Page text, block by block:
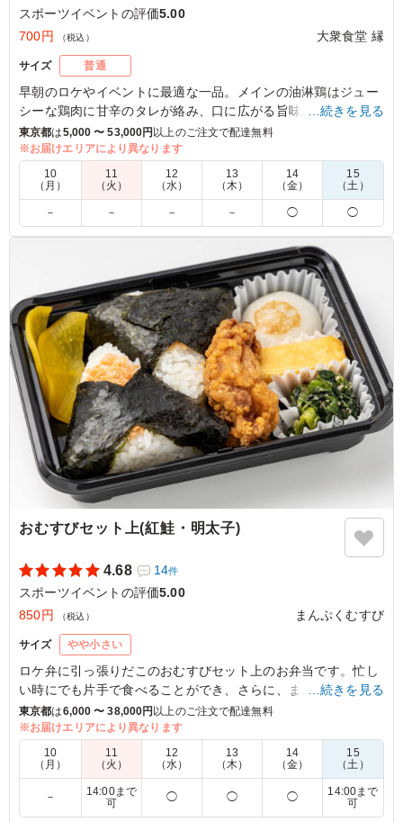
スポーツイベントの評価5.00
700円
（税込） 大衆食堂 縁
サイズ 普通
早朝のロケやイベントに最適な一品。メインの油淋鶏はジュー
シーな鶏肉に甘辛のタレが絡み、口に広がる旨味が絶妙です。
さくら大根やポテトサラダで口直しも楽しめます。いり卵や春
雨サラダも満足度を高め、心地よい満腹感を提供します。
5.0 (株)GODAIスポーツエンターテイメント GODAI亀戸
ボリュームはもちろんのこと、味付けもしっかりしていて
食べたスタッフの満足度も高かったように思います。 付
け合わせの彩りも良く、男性だけでなく女性からも選ばれ
る価値の高いお弁当です。
ご利用シーン：スポーツ›スポーツイベント
東京都江東区亀戸2024/05/08
…続きを見る
東京都は5,000 〜 53,000円以上のご注文で配達無料
※お届けエリアにより異なります
10
（月）
11
（火）
12
（水）
13
（木）
14
（金）
15
（土）
－ － － － ◯ ◯
おむすびセット上(紅鮭・明太子)
4.68 14件
スポーツイベントの評価5.00
850円
（税込） まんぷくむすび
サイズ やや小さい
ロケ弁に引っ張りだこのおむすびセット上のお弁当です。忙し
い時にでも片手で食べることができ、さらに、まんぷくむすび
の自慢のみたらし団子も入っています。撮影現場でぜひご利用
ください。
5.0 Fitness CUMA LABO
おにぎりの紅鮭、明太子のコンビがゴールデンコンビで個
人的に嬉しかったです。コスパも良くて美味しくて、また
…続きを見る
東京都は6,000 〜 38,000円 以上のご注文で配達無料
※お届けエリアにより異なります
10
（月）
11
（火）
12
（水）
13
（木）
14
（金）
15
（土）
－
14:00まで
可
◯ ◯ ◯
14:00まで
可